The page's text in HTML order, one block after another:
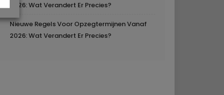
2026: Wat Verandert Er Precies?
Nieuwe Regels Voor Opzegtermijnen Vanaf
2026: Wat Verandert Er Precies?